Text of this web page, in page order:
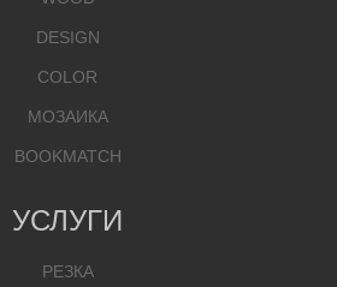
DESIGN
COLOR
МОЗАИКА
BOOKMATCH
УСЛУГИ
РЕЗКА